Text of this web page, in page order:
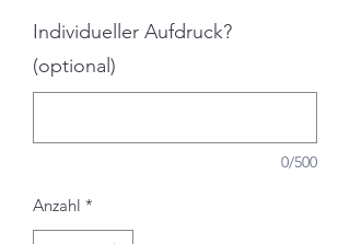
Individueller Aufdruck?
(optional)
0/500
Anzahl *